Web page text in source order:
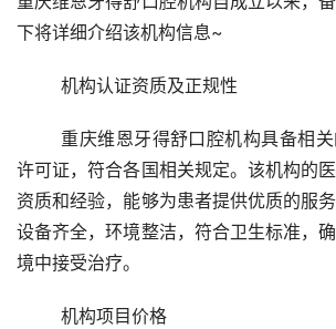
下将详细介绍该机构信息~
	机构认证资质及正规性
许可证，符合各国相关规定。该机构的
资质和经验，能够为患者提供优质的服
设备齐全，环境整洁，符合卫生标准，
境中接受治疗。
	机构项目价格